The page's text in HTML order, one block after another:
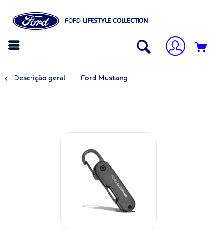
FORD LIFESTYLE COLLECTION
Descrição geral Ford Mustang